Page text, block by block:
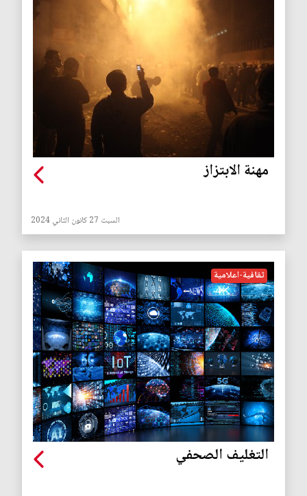
مهنة الابتزاز
السبت 27 كانون الثاني 2024
ثقافية-اعلامية
التغليف الصحفي